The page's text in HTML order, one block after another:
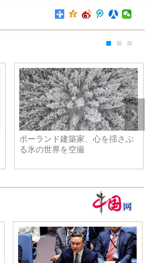
ポーランド建築家、心を揺さぶ
る氷の世界を空撮